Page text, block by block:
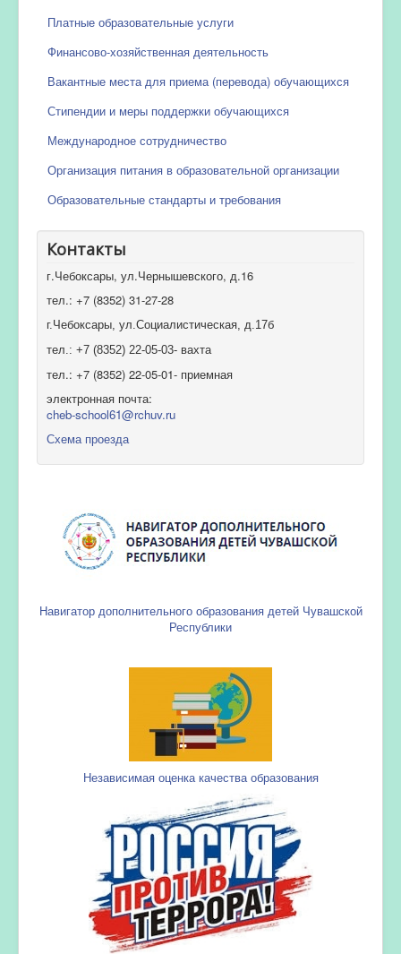
Платные образовательные услуги
Финансово-хозяйственная деятельность
Вакантные места для приема (перевода) обучающихся
Стипендии и меры поддержки обучающихся
Международное сотрудничество
Организация питания в образовательной организации
Образовательные стандарты и требования
Контакты
г.Чебоксары, ул.Чернышевского, д.16
тел.: +7 (8352) 31-27-28
г.Чебоксары, ул.Социалистическая, д.17б
тел.: +7 (8352) 22-05-03- вахта
тел.: +7 (8352) 22-05-01- приемная
электронная почта:
cheb-school61@rchuv.ru
Схема проезда
Навигатор дополнительного образования детей Чувашской
Республики
Независимая оценка качества образования